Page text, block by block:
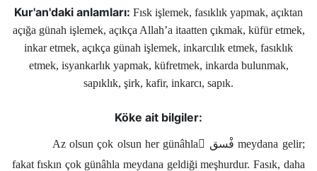
Seferberliği
Kökler
Kur'an'daki anlamları: Fısk işlemek, fasıklık yapmak, açıktan
açığa günah işlemek, açıkça Allah’a itaatten çıkmak, küfür etmek,
inkar etmek, açıkça günah işlemek, inkarcılık etmek, fasıklık
etmek, isyankarlık yapmak, küfretmek, inkarda bulunmak,
sapıklık, şirk, kafir, inkarcı, sapık.
Köke ait bilgiler:
Az olsun çok olsun her günâhla ِﻓْﺴﻖ meydana gelir;
fakat fıskın çok günâhla meydana geldiği meşhurdur. Fasık, daha